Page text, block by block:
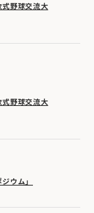
野球交流大
野球交流大
ウム」